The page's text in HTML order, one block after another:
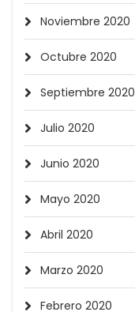
Noviembre 2020
Octubre 2020
Septiembre 2020
Julio 2020
Junio 2020
Mayo 2020
Abril 2020
Marzo 2020
Febrero 2020